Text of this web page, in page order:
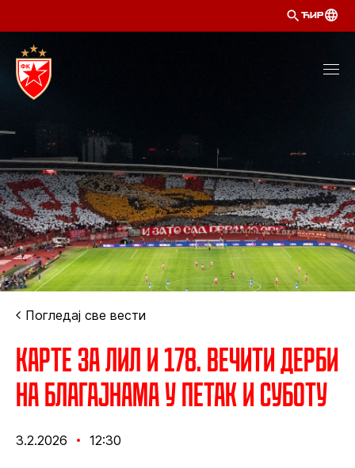
ЋИР
Погледај све вести
Карте за Лил и 178. вечити дерби
на благајнама у петак и суботу
3.2.2026 12:30